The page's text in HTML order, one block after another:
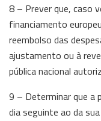
8 – Prever que, caso
financiamento
reembolso das
ajustamento ou à
pública nacional
9 – Determinar que a
dia seguinte ao da